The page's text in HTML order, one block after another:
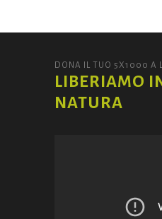
DONA IL TUO 5X1000 A
LIBERIAMO
NATURA